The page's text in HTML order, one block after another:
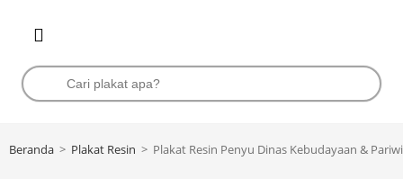
Beranda > Plakat Resin > Plakat Resin Penyu Dinas Kebudayaan &